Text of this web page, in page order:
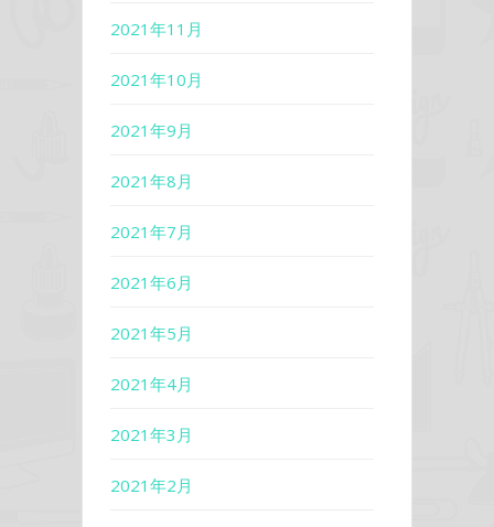
2021年11月
2021年10月
2021年9月
2021年8月
2021年7月
2021年6月
2021年5月
2021年4月
2021年3月
2021年2月